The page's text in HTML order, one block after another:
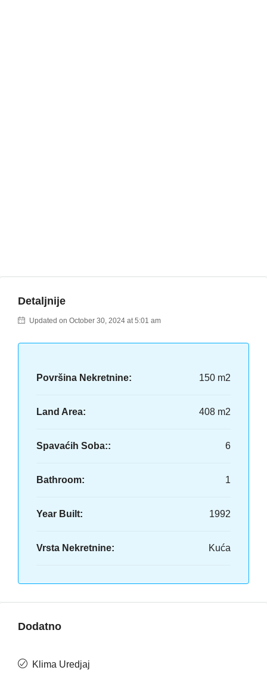
Detaljnije
Updated on October 30, 2024 at 5:01 am
Površina Nekretnine: 150 m2
Land Area: 408 m2
Spavaćih Soba:: 6
Bathroom: 1
Year Built: 1992
Vrsta Nekretnine: Kuća
Dodatno
Klima Uredjaj